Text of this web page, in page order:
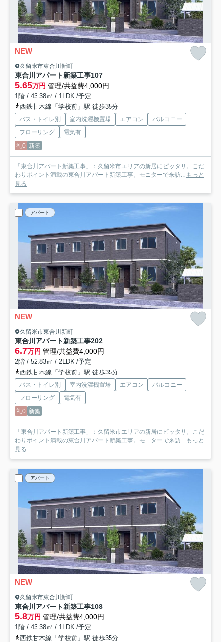
NEW
久留米市東合川新町
東合川アパート新築工事107
5.65万円 管理/共益費4,000円
1階 / 43.38㎡ / 1LDK /予定
西鉄甘木線「学校前」駅 徒歩35分
バス・トイレ別 室内洗濯機置場 エアコン
バルコニー
フローリング
電気有
礼0 新築
「東合川アパート新築工事」：久留米市エリアの新居にピッタリ。こだ
わりポイント満載の東合川アパート新築工事。モニターで来訪... もっと
見る
アパート
NEW
久留米市東合川新町
東合川アパート新築工事202
6.7万円 管理/共益費4,000円
2階 / 52.83㎡ / 2LDK /予定
西鉄甘木線「学校前」駅 徒歩35分
バス・トイレ別 室内洗濯機置場 エアコン
バルコニー
フローリング
電気有
礼0 新築
「東合川アパート新築工事」：久留米市エリアの新居にピッタリ。こだ
わりポイント満載の東合川アパート新築工事。モニターで来訪... もっと
見る
アパート
NEW
久留米市東合川新町
東合川アパート新築工事108
5.8万円 管理/共益費4,000円
1階 / 43.38㎡ / 1LDK /予定
西鉄甘木線「学校前」駅 徒歩35分